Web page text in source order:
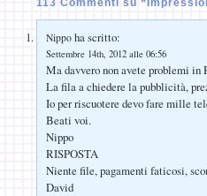
Nippo ha scritto:
Settembre 14th, 2012 alle 06:56
Ma davvero non avete problemi in
La fila a chiedere la pubblicità,
Io per riscuotere devo fare mille
Beati voi.
Nippo
RISPOSTA
Niente file, pagamenti faticosi,
David